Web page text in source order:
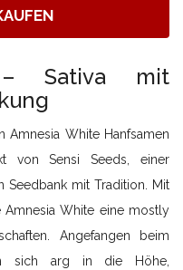
Sativa mit
Amnesia White Hanfsamen
von Sensi Seeds, einer
Seedbank mit Tradition. Mit
White eine mostly
Angefangen beim
sich arg in die Höhe,